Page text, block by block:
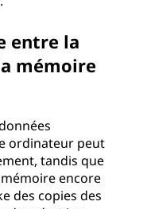
entre la
mémoire
ordinateur peut
tandis que
encore
des copies des